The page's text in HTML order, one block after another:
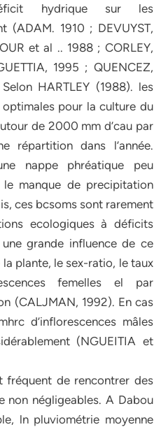
hydrique sur les
(ADAM. 1910 ; DEVUYST,
et al .. 1988 ; CORLEY,
1995 ; QUENCEZ,
HARTLEY (1988). les
pour la culture du
de 2000 mm d’cau par
répartition dans l’année.
nappe phréatique peu
manque de precipitation
ces bcsoms sont rarement
ecologiques à déficits
grande influence de ce
plante, le sex-ratio, le taux
femelles el par
(CALJMAN, 1992). En cas
d’inflorescences mâles
(NGUEITIA et
fréquent de rencontrer des
non négligeables. A Dabou
ln pluviométrie moyenne